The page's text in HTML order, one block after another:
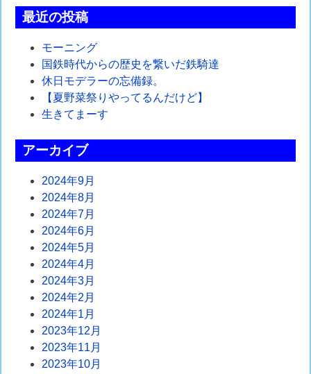
ビ
ゲ
ー
シ
ン
最近の投稿
モーニング
国鉄時代からの歴史を繋いだ鉄騎達
休日モデラーの忘備録。
【夏野菜祭りやってるんだけど】
生きてまーす
アーカイブ
2024年9月
2024年8月
2024年7月
2024年6月
2024年5月
2024年4月
2024年3月
2024年2月
2024年1月
2023年12月
2023年11月
2023年10月